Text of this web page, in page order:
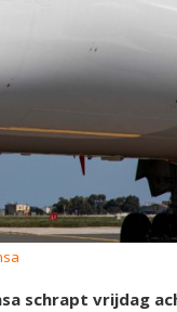
schrapt vrijdag